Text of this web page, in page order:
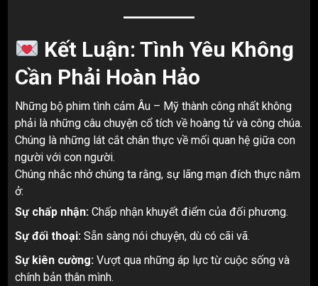
Kết Luận: Tình Yêu Không
Cần Phải Hoàn Hảo
Những bộ phim tình cảm Âu – Mỹ thành công nhất không
phải là những câu chuyện cổ tích về hoàng tử và công chúa.
Chúng là những lát cắt chân thực về mối quan hệ giữa con
người với con người.
Chúng nhắc nhở chúng ta rằng, sự lãng mạn đích thực nằm
ở:
Sự chấp nhận: Chấp nhận khuyết điểm của đối phương.
Sự đối thoại: Sẵn sàng nói chuyện, dù có cãi vã.
Sự kiên cường: Vượt qua những áp lực từ cuộc sống và
chính bản thân mình.